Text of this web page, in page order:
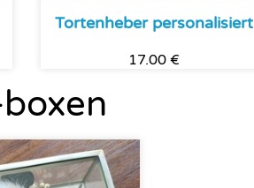
Tortenheber personalisiert
17.00 €